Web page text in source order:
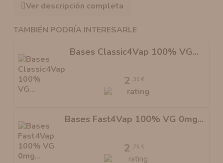
Ver descripción completa
TAMBIÉN PODRÍA INTERESARLE
Bases Classic4Vap 100% VG...
2 ,30 €
Bases Fast4Vap 100% VG 0mg...
2 ,75 €